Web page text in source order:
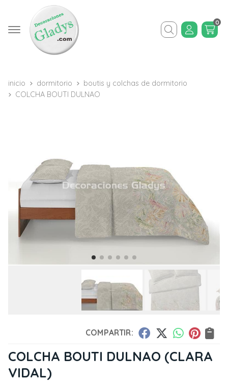
Buscar
0
inicio dormitorio
boutis y colchas de dormitorio
COLCHA BOUTI DULNAO
COMPARTIR:
COLCHA BOUTI DULNAO (CLARA
VIDAL)